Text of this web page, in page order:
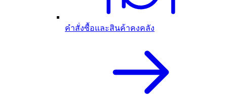
คำสั่งซื้อและสินค้าคงคลัง